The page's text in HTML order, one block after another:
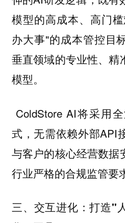
模型的高成本、高门
办大事"的成本管控目
垂直领域的专业性、精
模型。
ColdStore AI将采用
式，无需依赖外部API
与客户的核心经营数据
行业严格的合规监管要
三、交互进化：打造"